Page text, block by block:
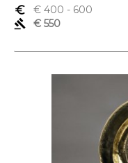
euro_symbol
€ 400 - 600
gavel
€ 550